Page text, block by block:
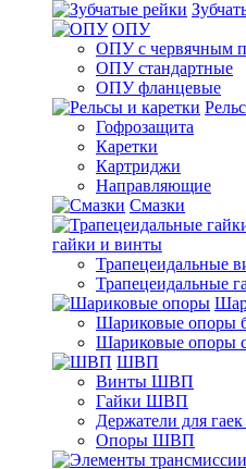
ОПУ
ОПУ с червячным
ОПУ стандартные
ОПУ фланцевые
Гофрозащита
Каретки
Картриджи
Направляющие
Смазки
гайки и винты
Трапецеидальные
Трапецеидальные
Шариковые опоры
Шариковые опоры
ШВП
Винты ШВП
Гайки ШВП
Держатели для
Опоры ШВП